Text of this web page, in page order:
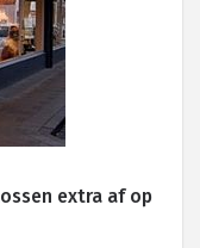
extra af op